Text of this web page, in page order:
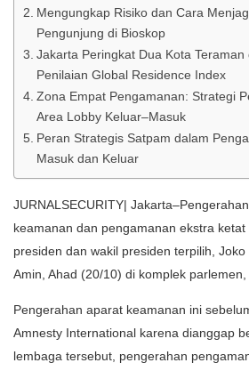
Mengungkap Risiko dan Cara
Pengunjung di Bioskop
Jakarta Peringkat Dua Kota Teraman
Penilaian Global Residence Index
Zona Empat Pengamanan: Strategi
Area Lobby Keluar–Masuk
Peran Strategis Satpam dalam
Masuk dan Keluar
JURNALSECURITY|
keamanan dan pengamanan ekstra
presiden dan wakil presiden terpilih, Joko
Amin, Ahad (20/10) di komplek parlemen,
Pengerahan aparat keamanan ini
Amnesty International karena dianggap
lembaga tersebut, pengerahan